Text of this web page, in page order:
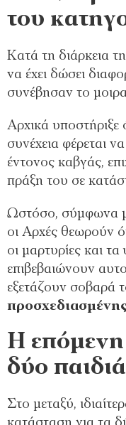
του
Κατά τη διάρκεια
να έχει δώσει
συνέβησαν το
Αρχικά υποστήριξε
συνέχεια φέρεται
έντονος καβγάς,
πράξη του σε
Ωστόσο, σύμφωνα
οι Αρχές θεωρούν
οι μαρτυρίες και
επιβεβαιώνουν
εξετάζουν σοβαρά
Η επόμενη
δύο παιδιά
Στο μεταξύ,